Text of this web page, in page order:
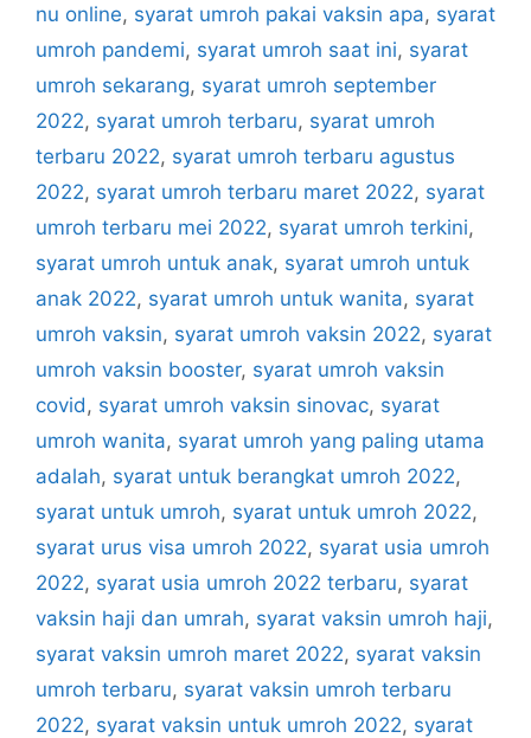
nu online, syarat umroh pakai vaksin apa, syarat
umroh pandemi, syarat umroh saat ini, syarat
umroh sekarang, syarat umroh september
2022, syarat umroh terbaru, syarat umroh
terbaru 2022, syarat umroh terbaru agustus
2022, syarat umroh terbaru maret 2022, syarat
umroh terbaru mei 2022, syarat umroh terkini,
syarat umroh untuk anak, syarat umroh untuk
anak 2022, syarat umroh untuk wanita, syarat
umroh vaksin, syarat umroh vaksin 2022, syarat
umroh vaksin booster, syarat umroh vaksin
covid , syarat umroh vaksin sinovac, syarat
umroh wanita, syarat umroh yang paling utama
adalah, syarat untuk berangkat umroh 2022,
syarat untuk umroh, syarat untuk umroh 2022,
syarat urus visa umroh 2022, syarat usia umroh
2022, syarat usia umroh 2022 terbaru, syarat
vaksin haji dan umrah, syarat vaksin umroh haji,
syarat vaksin umroh maret 2022, syarat vaksin
umroh terbaru, syarat vaksin umroh terbaru
2022, syarat vaksin untuk umroh 2022, syarat